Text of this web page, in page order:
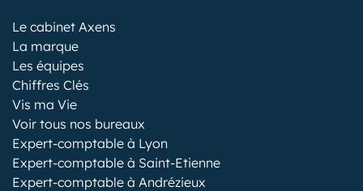
Le cabinet Axens
La marque
Les équipes
Chiffres Clés
Vis ma Vie
Voir tous nos bureaux
Expert-comptable à Lyon
Expert-comptable à Saint-Etienne
Expert-comptable à Andrézieux